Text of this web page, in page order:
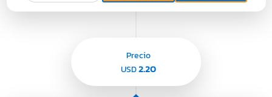
Precio
USD2.20